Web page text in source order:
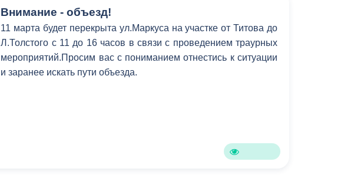
Внимание - объезд!
11 марта будет перекрыта ул.Маркуса на участке от Титова до
Л.Толстого с 11 до 16 часов в связи с проведением траурных
мероприятий.Просим вас с пониманием отнестись к ситуации
и заранее искать пути объезда.